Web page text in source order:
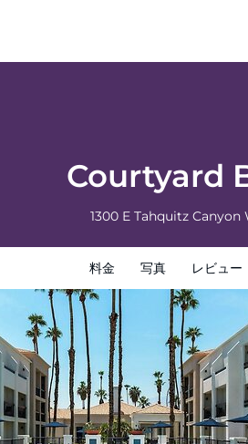
Courtyard
1300 E Tahquitz Canyon
料金 写真 レビュー
Palm Springs